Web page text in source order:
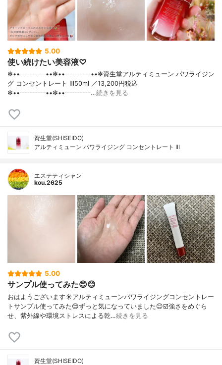
5.00
使い続けたい美容液♡
✼••┈┈┈┈••✼••┈┈┈┈••✼資生堂アルティミューン パワライジン
グ コンセントレート Ⅲ50ml ／13,200円税込
✼••┈┈┈┈••✼••┈┈┈┈…続きを見る
資生堂(SHISEIDO)
アルティミューン パワライジング コンセントレート III
エステティシャン
kou.2625
5.00
サンプル使ってみた😊😊
おはようございます☀アルティミューンパワライジングコンセントレー
トサンプル使ってみた😊ずっと気になっていました😊☑️強さをめぐら
せ、紫外線や環境ストレスによる乾…続きを見る
資生堂(SHISEIDO)